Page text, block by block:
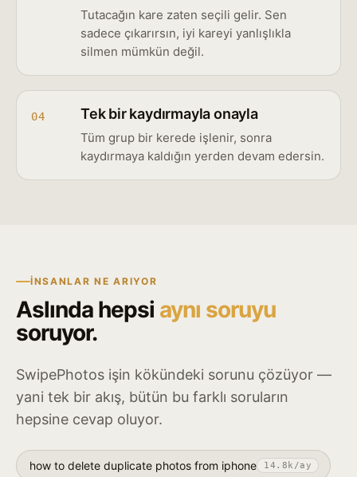
Tutacağın kare zaten seçili gelir. Sen
sadece çıkarırsın, iyi kareyi yanlışlıkla
silmen mümkün değil.
04 Tek bir kaydırmayla onayla
Tüm grup bir kerede işlenir, sonra
kaydırmaya kaldığın yerden devam edersin.
İNSANLAR NE ARIYOR
Aslında hepsi aynı soruyu
soruyor.
SwipePhotos işin kökündeki sorunu çözüyor —
yani tek bir akış, bütün bu farklı soruların
hepsine cevap oluyor.
how to delete duplicate photos from iphone 14.8k /ay